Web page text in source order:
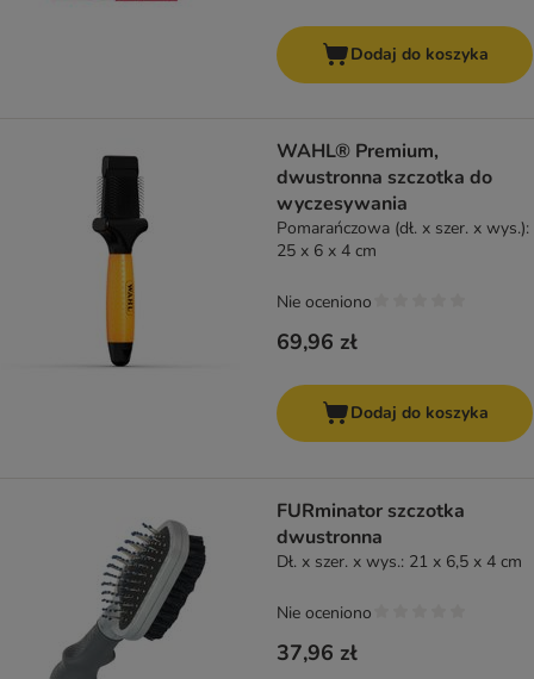
Dodaj do koszyka
WAHL® Premium,
dwustronna szczotka do
wyczesywania
Pomarańczowa (dł. x szer. x wys.):
25 x 6 x 4 cm
69,96 zł
Nie oceniono
Dodaj do koszyka
FURminator szczotka
dwustronna
Dł. x szer. x wys.: 21 x 6,5 x 4 cm
37,96 zł
Nie oceniono